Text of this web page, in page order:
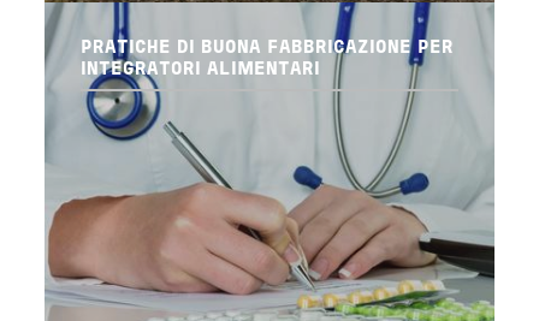
PRATICHE DI BUONA FABBRICAZIONE PER
INTEGRATORI ALIMENTARI